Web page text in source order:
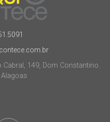
149, Dom Constantino.
Alagoas